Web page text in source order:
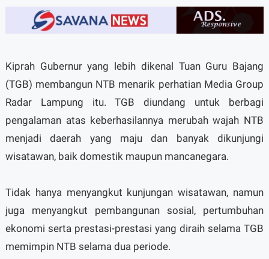
Kiprah Gubernur yang lebih dikenal Tuan Guru Bajang
(TGB) membangun NTB menarik perhatian Media Group
Radar Lampung itu. TGB diundang untuk berbagi
pengalaman atas keberhasilannya merubah wajah NTB
menjadi daerah yang maju dan banyak dikunjungi
wisatawan, baik domestik maupun mancanegara.
Tidak hanya menyangkut kunjungan wisatawan, namun
juga menyangkut pembangunan sosial, pertumbuhan
ekonomi serta prestasi-prestasi yang diraih selama TGB
memimpin NTB selama dua periode.